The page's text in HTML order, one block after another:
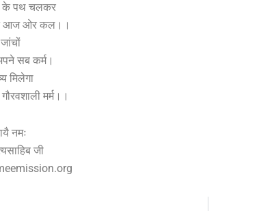
के पथ चलकर
आज ओर कल।।
सब कर्म।
मिलेगा
मर्म।।
नमः
जी